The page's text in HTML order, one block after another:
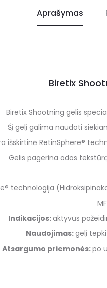
Aprašymas
Biretix
Biretix Shootning gelis
Šį gelį galima naudoti
išskirtinė RetinSphere®
Gelis pagerina odos
technologija
Indikacijos:aktyvūs
Naudojimas:gelį
Atsargumo priemonės:po